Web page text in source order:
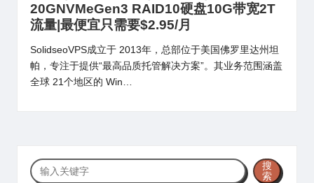
20GNVMeGen3 RAID10硬盘10G带宽2T
流量|最便宜只需要$2.95/月
SolidseoVPS成立于 2013年，总部位于美国佛罗里达州坦
帕，专注于提供“最高品质托管解决方案”。其业务范围涵盖
全球 21个地区的 Win…
搜
索
搜
索